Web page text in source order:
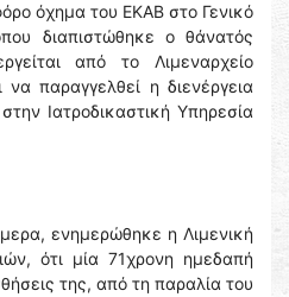
όχημα του ΕΚΑΒ στο Γενικό
διαπιστώθηκε ο θάνατός
από το Λιμεναρχείο
παραγγελθεί η διενέργεια
Ιατροδικαστική Υπηρεσία
ενημερώθηκε η Λιμενική
ότι μία 71χρονη ημεδαπή
της, από τη παραλία του